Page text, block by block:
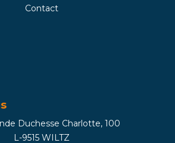
Contact
Duchesse Charlotte, 100
L-9515 WILTZ